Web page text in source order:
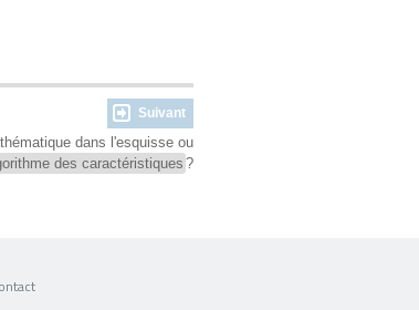
Suivant
dans l'esquisse ou
des caractéristiques ?